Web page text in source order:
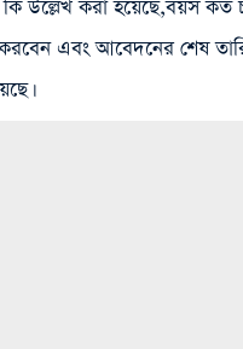
কি উল্লেখ করা হয়েছে,বয়স
এবং আবেদনের শেষ